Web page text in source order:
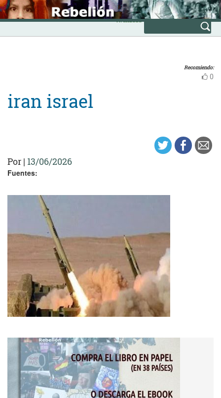
Skip
to
content
INICIO
Avanzada
Recomiendo:
0
iran israel
Por | 13/06/2026
Fuentes: